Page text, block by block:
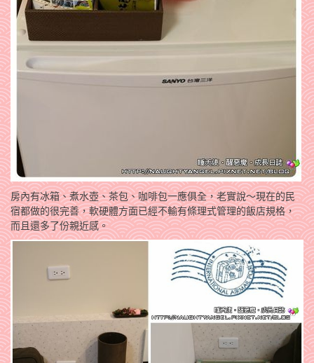
房內有冰箱、煮水壺、茶包、咖啡包一應俱全，老實說～現在的民
宿都做的很完善，軟硬體方面已經不輸有條理式管理的飯店規格，
而且還多了份親近感。